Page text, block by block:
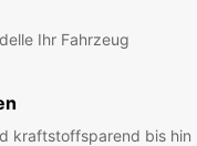
Ihr Fahrzeug
kraftstoffsparend bis hin